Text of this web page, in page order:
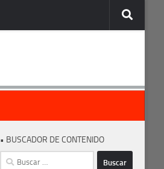
• BUSCADOR DE CONTENIDO
Buscar: